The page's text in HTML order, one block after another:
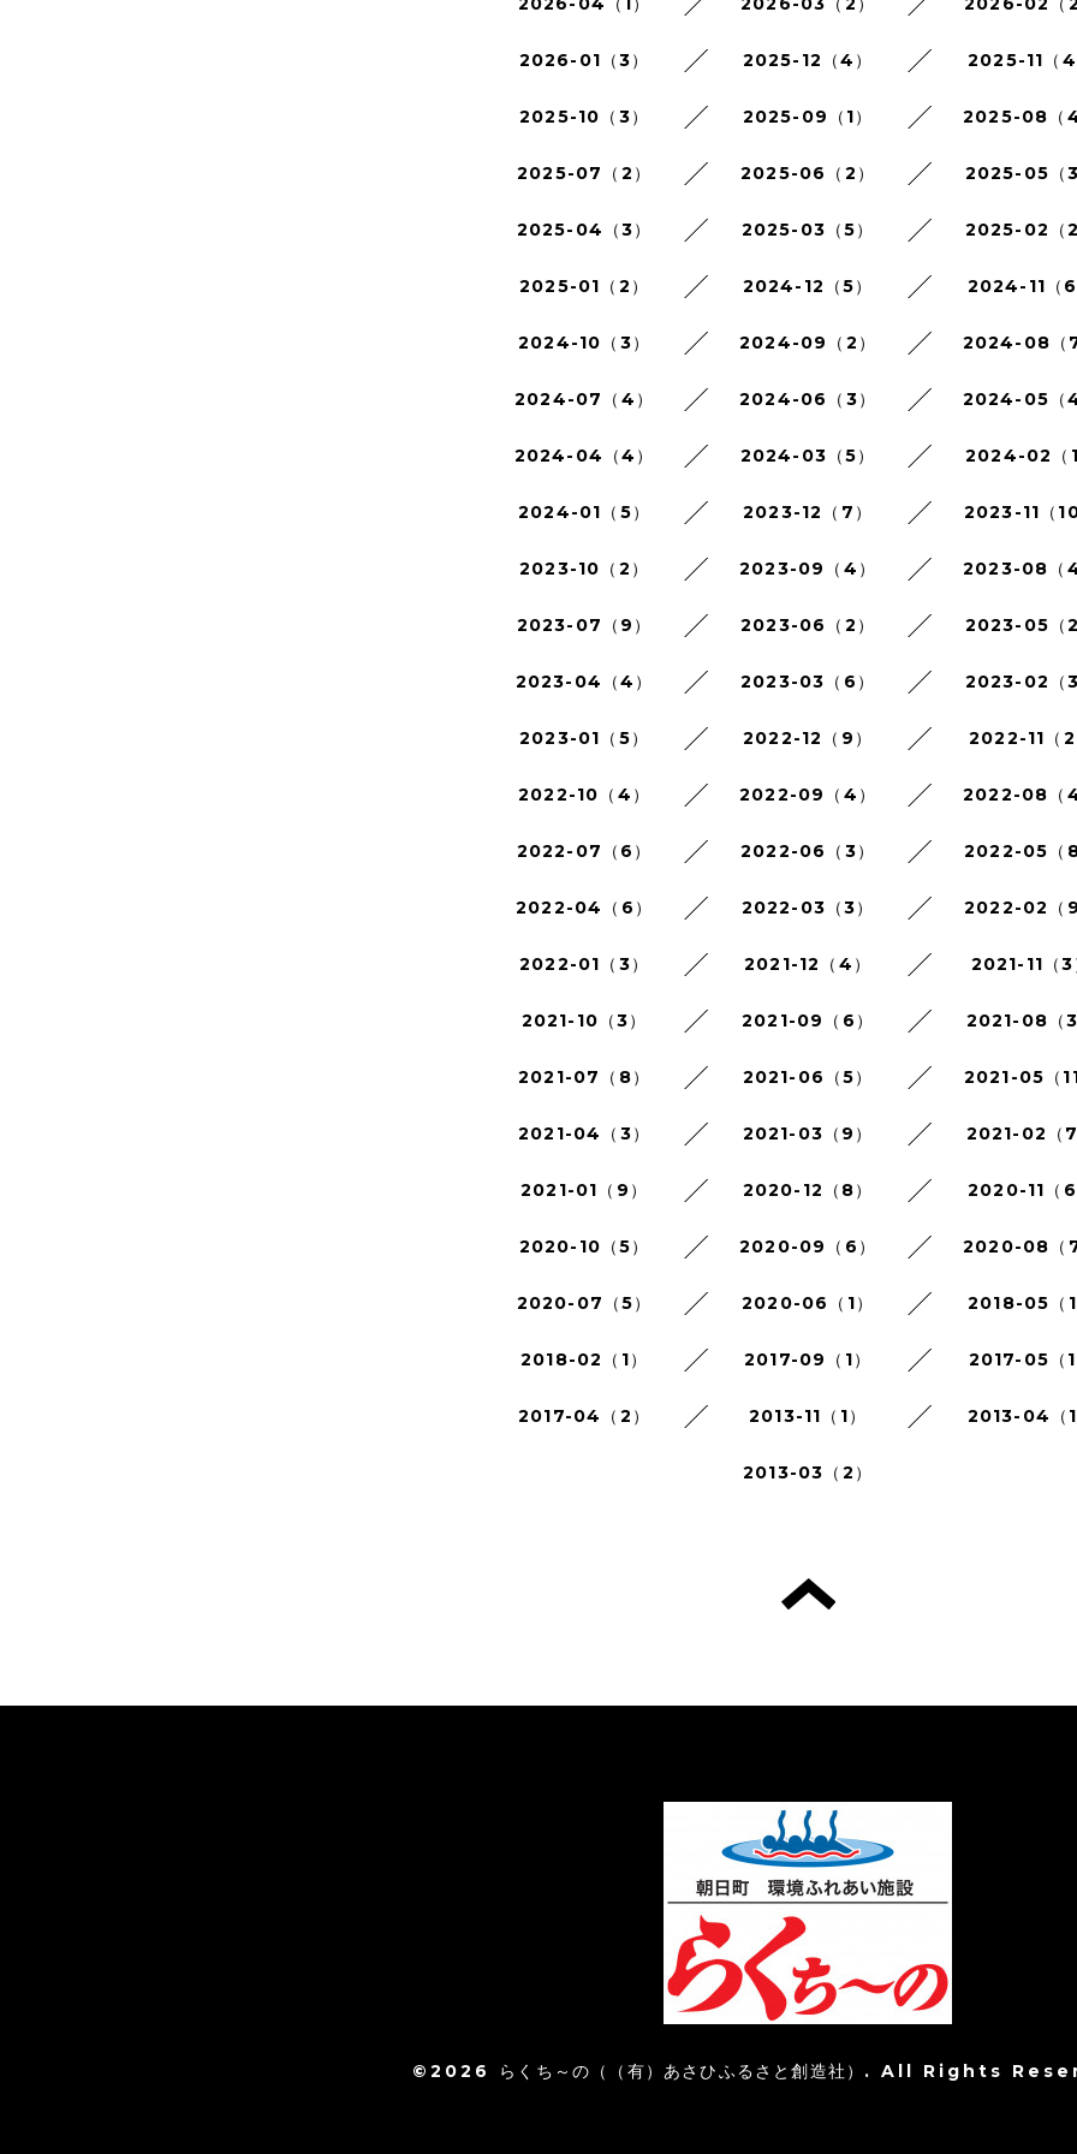
2026-01（3） 2025-12（4） 2025-11（4
2025-10（3） 2025-09（1） 2025-08（4
2025-07（2） 2025-06（2） 2025-05（3
2025-04（3） 2025-03（5） 2025-02（2
2025-01（2） 2024-12（5） 2024-11（6
2024-10（3） 2024-09（2） 2024-08（7
2024-07（4） 2024-06（3） 2024-05（4
2024-04（4） 2024-03（5） 2024-02（1
2024-01（5） 2023-12（7） 2023-11（10
2023-10（2） 2023-09（4） 2023-08（4
2023-07（9） 2023-06（2） 2023-05（2
2023-04（4） 2023-03（6） 2023-02（3
2023-01（5） 2022-12（9） 2022-11（2
2022-10（4） 2022-09（4） 2022-08（4
2022-07（6） 2022-06（3） 2022-05（8
2022-04（6） 2022-03（3） 2022-02（9
2022-01（3） 2021-12（4） 2021-11（3
2021-10（3） 2021-09（6） 2021-08（3
2021-07（8） 2021-06（5） 2021-05（11
2021-04（3） 2021-03（9） 2021-02（7
2021-01（9） 2020-12（8） 2020-11（6
2020-10（5） 2020-09（6） 2020-08（7
2020-07（5） 2020-06（1） 2018-05（1
2018-02（1） 2017-09（1） 2017-05（1
2017-04（2） 2013-11（1） 2013-04（1
2013-03（2）
©2026 らくち～の（（有）あさひふるさと創造社） . All Rights